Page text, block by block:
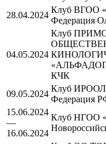
28.04.2024
Клуб ВГОО
Федерация
04.05.2024
Клуб
КЧК
09.05.2024
Клуб
Федерация
15.06.2024
—
16.06.2024
Клуб НГОО